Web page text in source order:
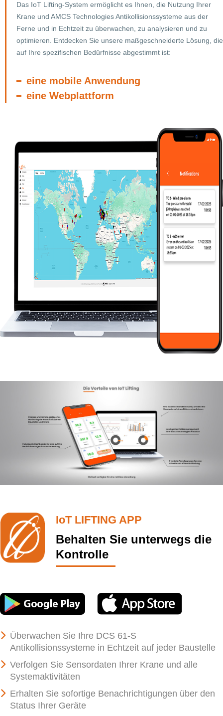
Das IoT Lifting-System ermöglicht es Ihnen, die Nutzung Ihrer
Krane und AMCS Technologies Antikollisionssysteme aus der
Ferne und in Echtzeit zu überwachen, zu analysieren und zu
optimieren. Entdecken Sie unsere maßgeschneiderte Lösung, die
auf Ihre spezifischen Bedürfnisse abgestimmt ist:
eine mobile Anwendung
eine Webplattform
IoT LIFTING APP
Behalten Sie unterwegs die
Kontrolle
Überwachen Sie Ihre DCS 61-S
Antikollisionssysteme in Echtzeit auf jeder Baustelle
Verfolgen Sie Sensordaten Ihrer Krane und alle
Systemaktivitäten
Erhalten Sie sofortige Benachrichtigungen über den
Status Ihrer Geräte